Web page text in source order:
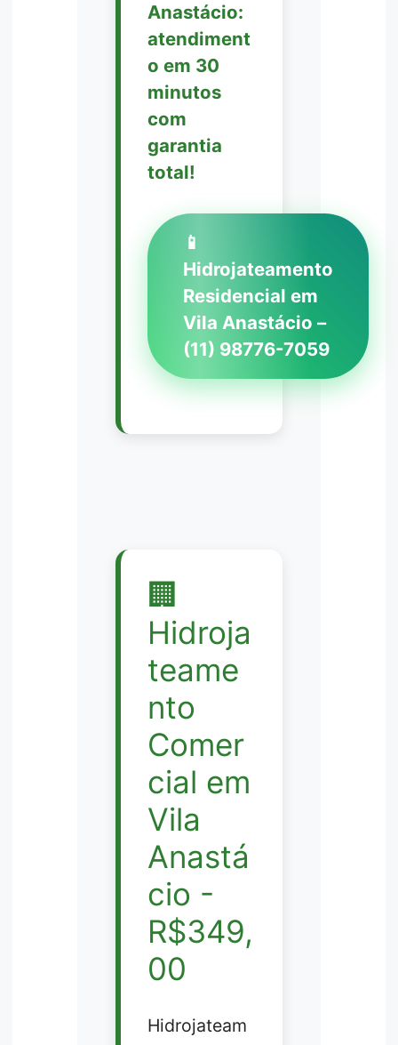
Anastácio:
atendiment
o em 30
minutos
com
garantia
total!
📱
Hidrojateamento
Residencial em
Vila Anastácio –
(11) 98776-7059
🏢
Hidroja
teame
nto
Comer
cial em
Vila
Anastá
cio -
R$349,
00
Hidrojateam